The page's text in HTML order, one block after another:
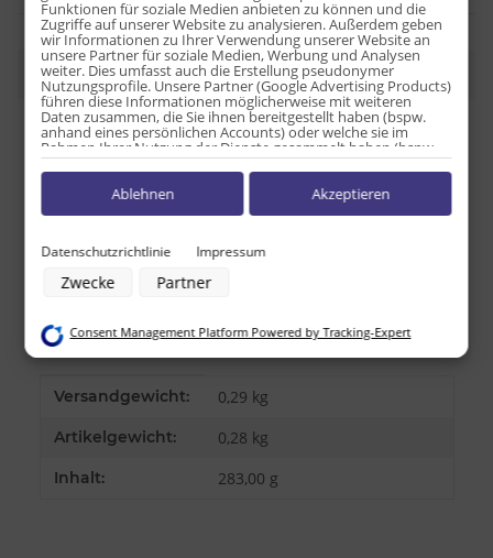
Beschreibung
Nährwert-Information pro 100g:
Kohlenhydrate: 40 g;
davon Zucker: 38 g;
Natrium: 20 mg
Produkteigenschaft
Wert
Versandgewicht: 0,29 kg
Artikelgewicht: 0,28 kg
Inhalt: 283,00 g
Funktionen für soziale Medien anbieten zu können und die
Zugriffe auf unserer Website zu analysieren. Außerdem geben
wir Informationen zu Ihrer Verwendung unserer Website an
unsere Partner für soziale Medien, Werbung und Analysen
weiter. Dies umfasst auch die Erstellung pseudonymer
Nutzungsprofile. Unsere Partner (Google Advertising Products)
führen diese Informationen möglicherweise mit weiteren
Daten zusammen, die Sie ihnen bereitgestellt haben (bspw.
anhand eines persönlichen Accounts) oder welche sie im
Rahmen Ihrer Nutzung der Dienste gesammelt haben (bspw.
Nutzungsdaten anderer Geräte). Ihre Einwilligung zur Nutzung
von Cookies und Pixeln können Sie jederzeit widerrufen,
indem Sie auf den Datenschutz-Button links unten klicken und
dort die entsprechenden Anpassungen vornehmen.
Zwecke der Datenverarbeitung durch unsere Partner:
Verwendung reduzierter Daten zur Auswahl von Werbeanzeigen
Erstellung von Profilen zur Personalisierung von Inhalten
Verwendung von Profilen zur Auswahl personalisierter Inhalte
Messung der Performance von Inhalten
Analyse von Zielgruppen durch Statistiken oder Kombinationen von
Entwicklung und Verbesserung der Angebote
Datenschutzrichtlinie Impressum
Zwecke Partner
Ablehnen Akzeptieren
Consent Management Platform Powered by Tracking-Expert